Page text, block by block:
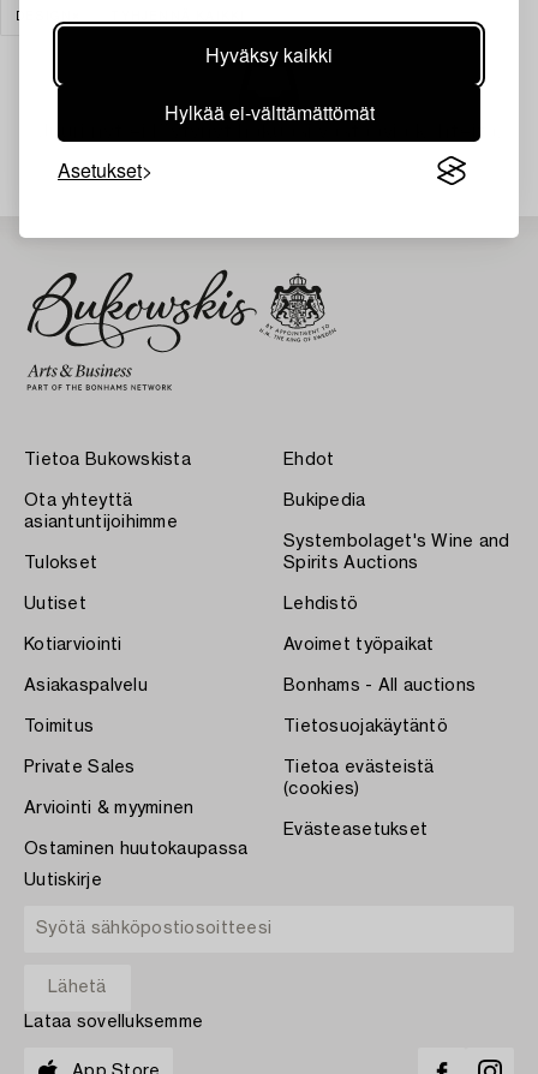
Hyväksy kaikki
Hylkää ei-välttämättömät
Asetukset
DESIGN
Juuri nyt ei löytynyt hakuasi vastaavia kohteita.
Tietoa Bukowskista
Ota yhteyttä
asiantuntijoihimme
Tulokset
Uutiset
Kotiarviointi
Asiakaspalvelu
Toimitus
Private Sales
Arviointi & myyminen
Ostaminen huutokaupassa
Ehdot
Bukipedia
Systembolaget's Wine and
Spirits Auctions
Lehdistö
Avoimet työpaikat
Bonhams - All auctions
Tietosuojakäytäntö
Tietoa evästeistä
(cookies)
Evästeasetukset
Uutiskirje
Lataa sovelluksemme